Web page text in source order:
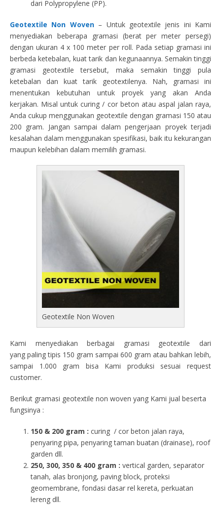
dari Polypropylene (PP).
Geotextile Non Woven– Untuk geotextile jenis ini Kami
menyediakan beberapa gramasi (berat per meter persegi)
dengan ukuran 4 x 100 meter per roll. Pada setiap gramasi ini
berbeda ketebalan, kuat tarik dan kegunaannya. Semakin tinggi
gramasi geotextile tersebut, maka semakin tinggi pula
ketebalan dan kuat tarik geotextilenya. Nah, gramasi ini
menentukan kebutuhan untuk proyek yang akan Anda
kerjakan. Misal untuk curing / cor beton atau aspal jalan raya,
Anda cukup menggunakan geotextile dengan gramasi 150 atau
200 gram. Jangan sampai dalam pengerjaan proyek terjadi
kesalahan dalam menggunakan spesifikasi, baik itu kekurangan
maupun kelebihan dalam memilih gramasi.
Geotextile Non Woven
Kami menyediakan berbagai gramasi geotextile dari
yang paling tipis 150 gram sampai 600 gram atau bahkan lebih,
sampai 1.000 gram bisa Kami produksi sesuai request
customer.
Berikut gramasi geotextile non woven yang Kami jual beserta
fungsinya :
150 & 200 gram : curing / cor beton jalan raya,
penyaring pipa, penyaring taman buatan (drainase), roof
garden dll.
250, 300, 350 & 400 gram : vertical garden, separator
tanah, alas bronjong, paving block, proteksi
geomembrane, fondasi dasar rel kereta, perkuatan
lereng dll.